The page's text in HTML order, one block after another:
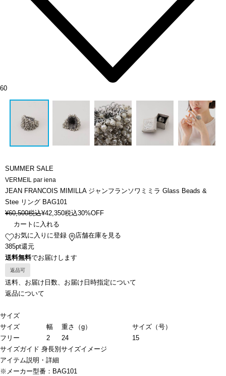
60
SUMMER SALE
VERMEIL par iena
JEAN FRANCOIS MIMILLA ジャンフランソワミミラ Glass Beads &
Stee リング BAG101
¥60,500税込¥42,350税込30%OFF
カートに入れる
お気に入りに登録
店舗在庫を見る
385pt還元
送料無料でお届けします
返品可
送料、お届け日数、お届け日時指定について
返品について
サイズ
サイズ
幅 重さ（g）
サイズ（号）
フリー
2 24
15
サイズガイド 身長別サイズイメージ
アイテム説明・詳細
※メーカー型番：BAG101